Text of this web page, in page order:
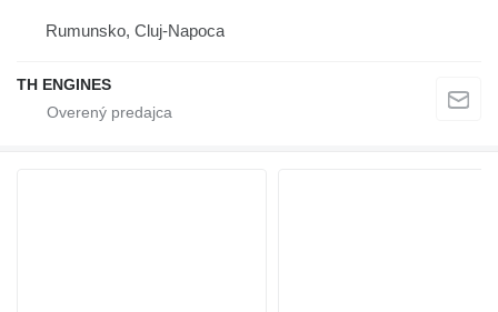
Rumunsko, Cluj-Napoca
TH ENGINES